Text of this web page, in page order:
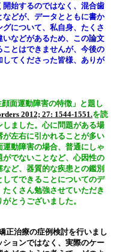
始するのではなく、混合歯
どが、データとともに書か
について、私自身、たくさ
などがあるため、この論文
とはできませんが、今後の
てくださった皆様、ありが
面運動障害の特徴」と題し
2012; 27: 1544-1551.を読
ました。心に問題がある場
左右に引かれることが多い
動障害の場合、普通にしゃ
でないことなど、心因性の
ど、器質的な疾患との鑑別
てできることについてのデ
くさん勉強させていただき
とうございました。
正治療の症例検討を行いまし
ョンではなく、実際のケー